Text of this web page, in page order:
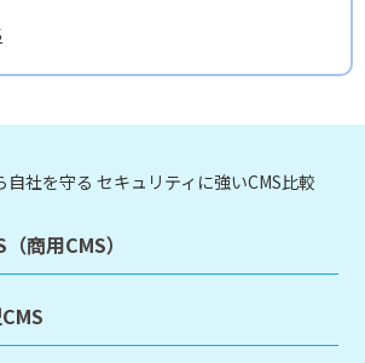
自社を守る セキュリティに強いCMS比較
商用CMS）